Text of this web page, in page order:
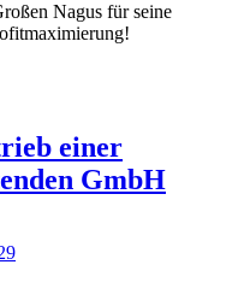
Nagus für seine
einer
GmbH